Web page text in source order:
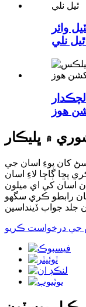
وائر
نلي
هوز
۾ ڀليڪار
کان پوءِ اسان جي
پڇا ڳاڇا لاءِ اسان
اسان کي اي ميلون
رابطو ڪري سگهو
جي درخواست ڪريو